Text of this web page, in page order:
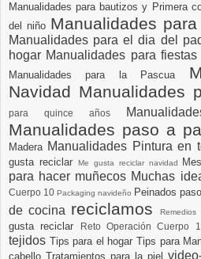
Manualidades para bautizos y Primera
del niño Manualidades
Manualidades para el dia del
hogar Manualidades para fiestas
Manualidades para la Pascua
Navidad Manualidades
para quince años
Manualidades paso a
Madera Manualidades Pintura en
gusta reciclar
Me gusta reciclar navidad
para hacer muñecos Muchas
Cuerpo 10 Packaging navideño Peinados
de cocina reciclamosRemedios
gusta reciclar
Reto Operación Cuerpo
tejidos Tips para el hogarTips para
cabello Tratamientos para la piel